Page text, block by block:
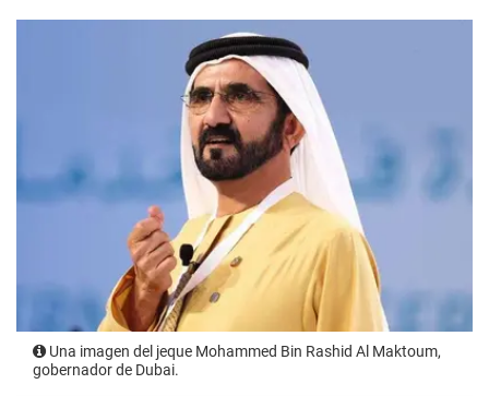
Una imagen del jeque Mohammed Bin Rashid Al Maktoum,
gobernador de Dubai.